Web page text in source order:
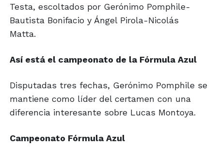
Testa, escoltados por Gerónimo Pomphile-
Bautista Bonifacio y Ángel Pirola-Nicolás
Matta.
Así está el campeonato de la Fórmula Azul
Disputadas tres fechas, Gerónimo Pomphile se
mantiene como líder del certamen con una
diferencia interesante sobre Lucas Montoya.
Campeonato Fórmula Azul